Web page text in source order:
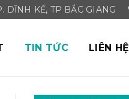
DĨNH KẾ, TP BẮC GIANG
TIN TỨC LIÊN HỆ